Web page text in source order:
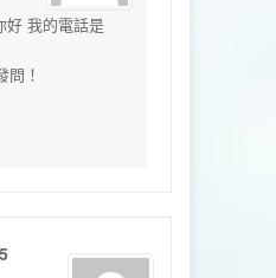
好 我的電話是
問！